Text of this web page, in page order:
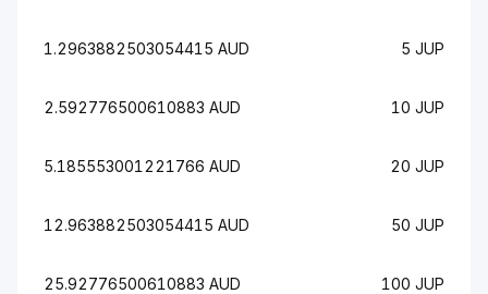
1.2963882503054415 AUD 5 JUP
2.592776500610883 AUD 10 JUP
5.185553001221766 AUD 20 JUP
12.963882503054415 AUD 50 JUP
25.92776500610883 AUD 100 JUP